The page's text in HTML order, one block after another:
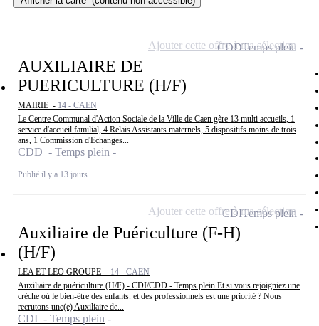
AUXILIAIRE DE
PUERICULTURE (H/F)
MAIRIE - 14 - CAEN
Le Centre Communal d'Action Sociale de la Ville de Caen gère 13 multi accueils, 1
service d'accueil familial, 4 Relais Assistants maternels, 5 dispositifs moins de trois
ans, 1 Commission d'Echanges...
CDD - Temps plein
Publié il y a 13 jours
CDDTemps plein
Ajouter cette offre à ma sélection
Auxiliaire de Puériculture (F-H)
(H/F)
LEA ET LEO GROUPE - 14 - CAEN
Auxiliaire de puériculture (H/F) - CDI/CDD - Temps plein Et si vous rejoigniez une
crèche où le bien-être des enfants. et des professionnels est une priorité ? Nous
recrutons une(e) Auxiliaire de...
CDI - Temps plein
CDITemps plein
Ajouter cette offre à ma sélection